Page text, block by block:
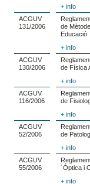
+ info
ACGUV
131/2006
de
Educació.
+ info
ACGUV
130/2006
de Física
+ info
ACGUV
116/2006
de
+ info
ACGUV
52/2006
de
+ info
ACGUV
55/2006
´Óptica i
+ info